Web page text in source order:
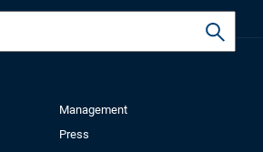
Management
Press